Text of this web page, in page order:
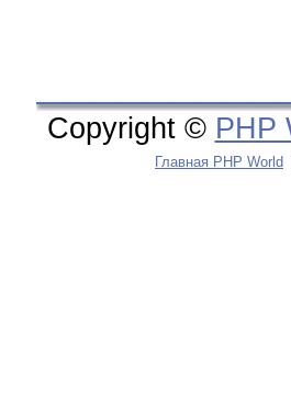
Copyright © PHP
Главная PHP World